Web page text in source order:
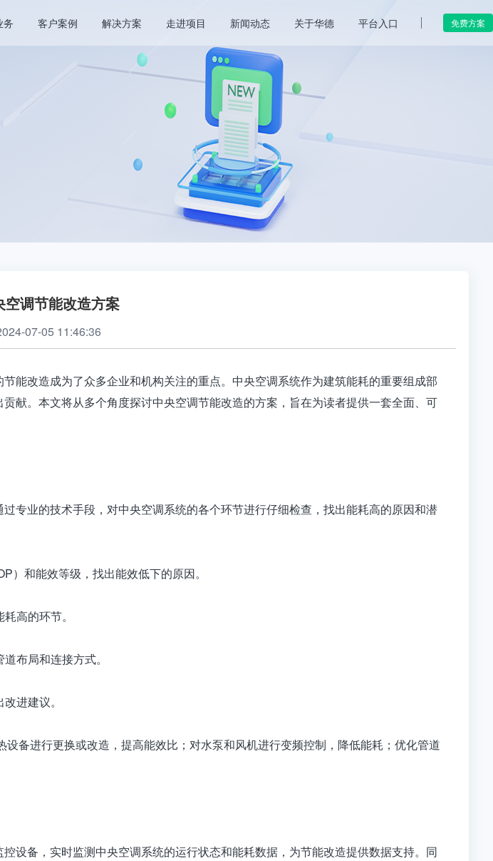
务 客户案例 解决方案 走进项目 新闻动态 关于华德 平台入口 免费方案
空调节能改造方案
07-05 11:46:36
能改造成为了众多企业和机构关注的重点。中央空调系统作为建筑能耗的重要组成部
献。本文将从多个角度探讨中央空调节能改造的方案，旨在为读者提供一套全面、可
专业的技术手段，对中央空调系统的各个环节进行仔细检查，找出能耗高的原因和潜
）和能效等级，找出能效低下的原因。
高的环节。
布局和连接方式。
进建议。
备进行更换或改造，提高能效比；对水泵和风机进行变频控制，降低能耗；优化管道
设备，实时监测中央空调系统的运行状态和能耗数据，为节能改造提供数据支持。同